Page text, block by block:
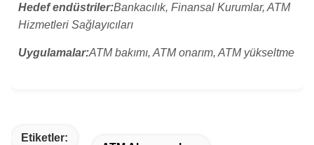
Hedef endüstriler:Bankacılık, Finansal Kurumlar, ATM
Hizmetleri Sağlayıcıları
Uygulamalar:ATM bakımı, ATM onarım, ATM yükseltme
Etiketler: